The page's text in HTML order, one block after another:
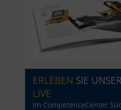
ERLEBEN SIE
LIVE
im CompetenceCenter